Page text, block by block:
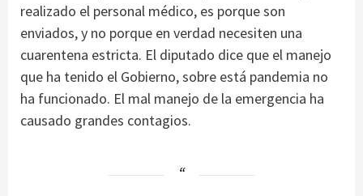
realizado el personal médico, es porque son
enviados, y no porque en verdad necesiten una
cuarentena estricta. El diputado dice que el manejo
que ha tenido el Gobierno, sobre está pandemia no
ha funcionado. El mal manejo de la emergencia ha
causado grandes contagios.